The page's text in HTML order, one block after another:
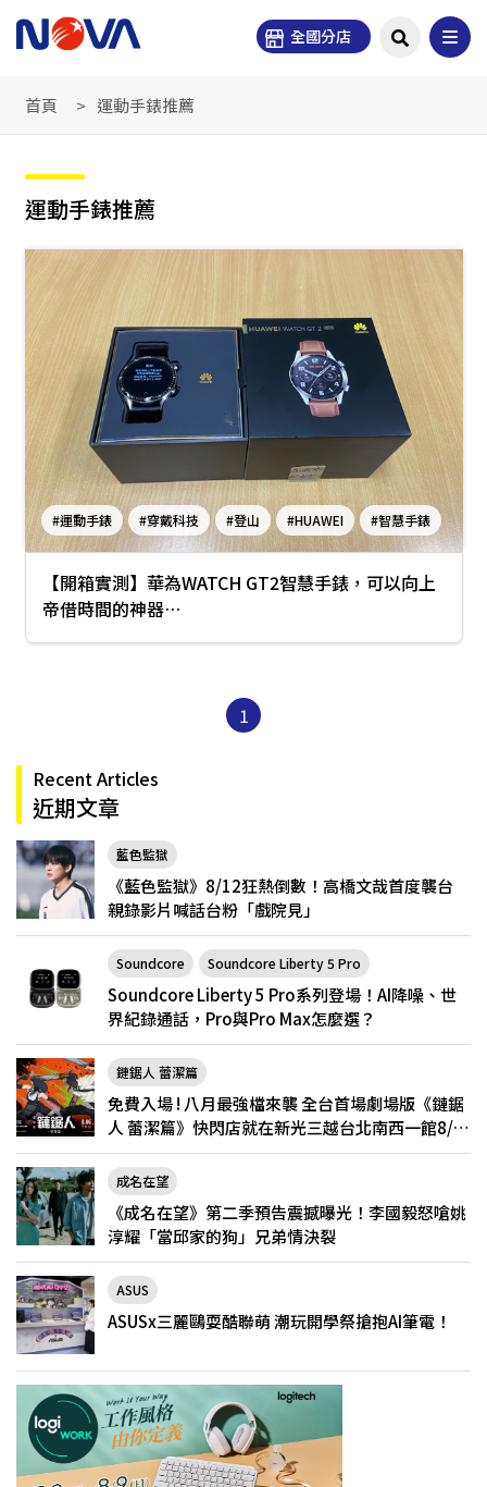
全國分店
首頁 運動手錶推薦
運動手錶推薦
#運動手錶 #穿戴科技 #登山 #HUAWEI
#智慧手錶
#開箱
#華為WATCH GT2 #戶外運動
#跑步
#心率
#運動手錶推薦
【開箱實測】華為WATCH GT2智慧手錶，可以向上
帝借時間的神器…
1
Recent Articles
近期文章
藍色監獄
《藍色監獄》8/12狂熱倒數！高橋文哉首度襲台
親錄影片喊話台粉「戲院見」
Soundcore Soundcore Liberty 5 Pro
Soundcore Liberty 5 Pro系列登場！AI降噪、世
界紀錄通話，Pro與Pro Max怎麼選？
鏈鋸人 蕾潔篇
免費入場 ! 八月最強檔來襲 全台首場劇場版《鏈鋸
人 蕾潔篇》快閃店就在新光三越台北南西一館8/6
限定登場
成名在望
《成名在望》第二季預告震撼曝光！李國毅怒嗆姚
淳耀「當邱家的狗」兄弟情決裂
ASUS
ASUSx三麗鷗耍酷聯萌 潮玩開學祭搶抱AI筆電！